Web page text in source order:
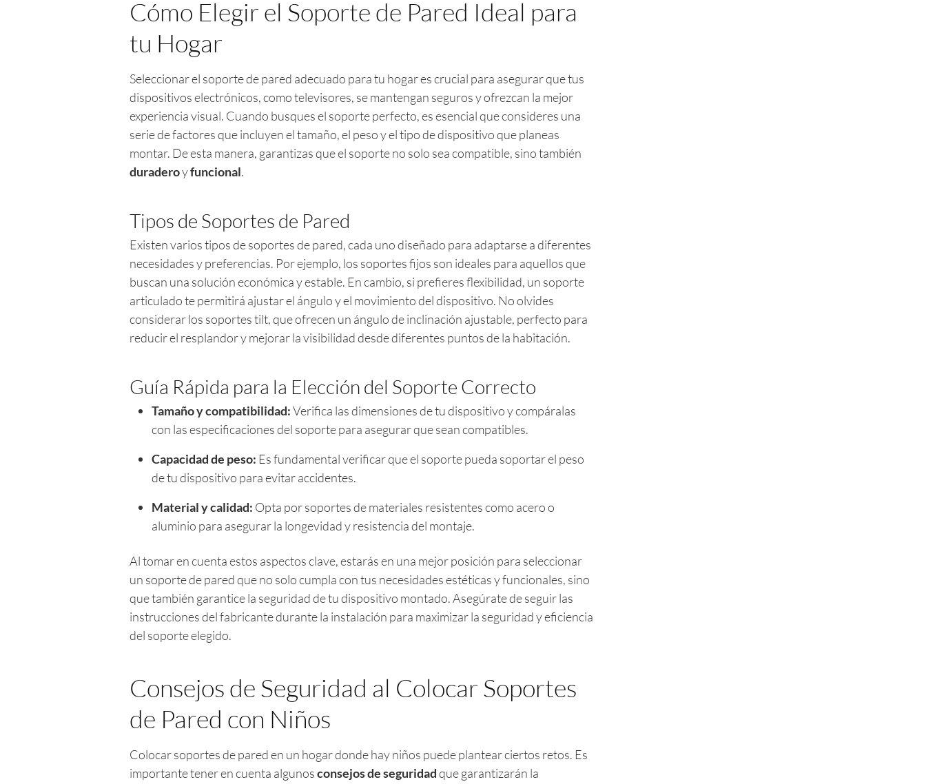
Cómo Elegir el Soporte de Pared Ideal para
tu Hogar
Seleccionar el soporte de pared adecuado para tu hogar es crucial para asegurar que tus
dispositivos electrónicos, como televisores, se mantengan seguros y ofrezcan la mejor
experiencia visual. Cuando busques el soporte perfecto, es esencial que consideres una
serie de factores que incluyen el tamaño, el peso y el tipo de dispositivo que planeas
montar. De esta manera, garantizas que el soporte no solo sea compatible, sino también
duraderoyfuncional.
Tipos de Soportes de Pared
Existen varios tipos de soportes de pared, cada uno diseñado para adaptarse a diferentes
necesidades y preferencias. Por ejemplo, los soportes fijos son ideales para aquellos que
buscan una solución económica y estable. En cambio, si prefieres flexibilidad, un soporte
articulado te permitirá ajustar el ángulo y el movimiento del dispositivo. No olvides
considerar los soportes tilt, que ofrecen un ángulo de inclinación ajustable, perfecto para
reducir el resplandor y mejorar la visibilidad desde diferentes puntos de la habitación.
Guía Rápida para la Elección del Soporte Correcto
Tamaño y compatibilidad:Verifica las dimensiones de tu dispositivo y compáralas
con las especificaciones del soporte para asegurar que sean compatibles.
Capacidad de peso: Es fundamental verificar que el soporte pueda soportar el peso
de tu dispositivo para evitar accidentes.
Material y calidad: Opta por soportes de materiales resistentes como acero o
aluminio para asegurar la longevidad y resistencia del montaje.
Al tomar en cuenta estos aspectos clave, estarás en una mejor posición para seleccionar
un soporte de pared que no solo cumpla con tus necesidades estéticas y funcionales, sino
que también garantice la seguridad de tu dispositivo montado. Asegúrate de seguir las
instrucciones del fabricante durante la instalación para maximizar la seguridad y eficiencia
del soporte elegido.
Consejos de Seguridad al Colocar Soportes
de Pared con Niños
Colocar soportes de pared en un hogar donde hay niños puede plantear ciertos retos. Es
importante tener en cuenta algunosconsejos de seguridadque garantizarán la